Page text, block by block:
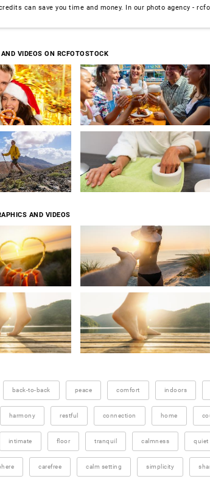
can save you time and money. In our photo agency -
VIDEOS ON RCFOTOSTOCK
AND VIDEOS
back-to-back peace comfort indoors
harmony restful connection home
intimate floor tranquil calmness quiet
carefree calm setting simplicity